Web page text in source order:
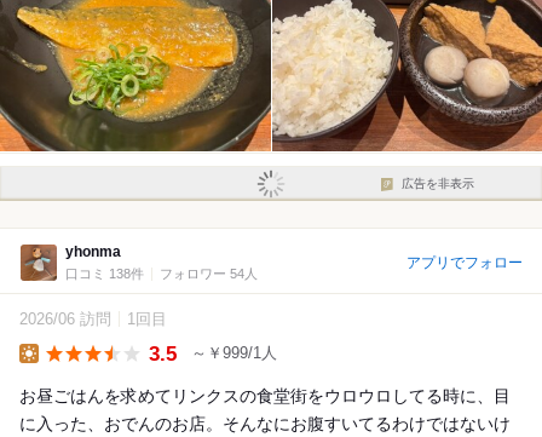
広告を非表示
yhonma
口コミ 138件 フォロワー 54人
アプリでフォロー
2026/06 訪問 1回目
3.5 ～￥999/1人
お昼ごはんを求めてリンクスの食堂街をウロウロしてる時に、目
に入った、おでんのお店。そんなにお腹すいてるわけではないけ